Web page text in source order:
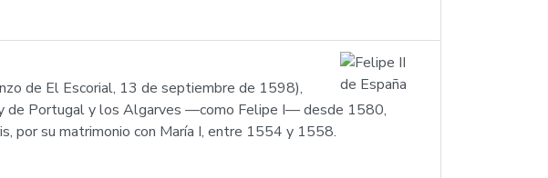
de El Escorial, 13 de septiembre de 1598),
de Portugal y los Algarves —como Felipe I— desde 1580,
por su matrimonio con María I, entre 1554 y 1558.